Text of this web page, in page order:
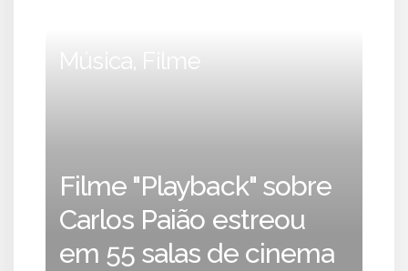
Música, Filme
Filme "Playback" sobre
Carlos Paião estreou
em 55 salas de cinema